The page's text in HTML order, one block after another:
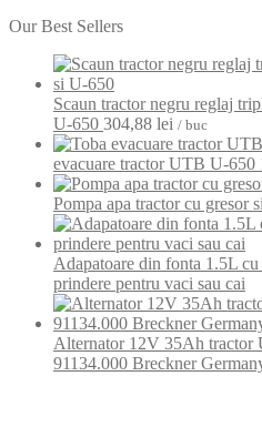
Our Best Sellers
Scaun tractor negru reglaj
U-650 304,88 lei / buc
evacuare tractor UTB U-650
Pompa apa tractor cu
Adapatoare din fonta 1.5L
prindere pentru vaci sau cai
Alternator 12V 35Ah
91134.000 Breckner